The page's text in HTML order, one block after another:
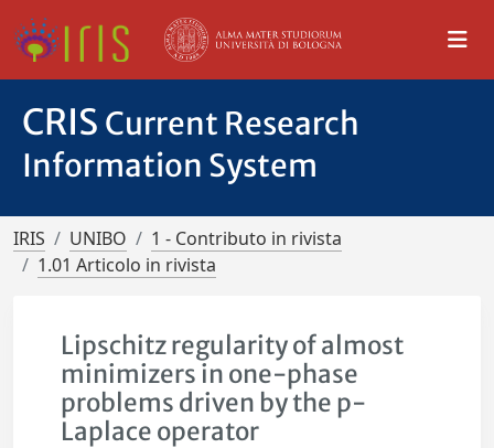
CRIS Current Research
Information System
IRIS UNIBO
1 - Contributo in rivista
1.01 Articolo in rivista
Lipschitz regularity of almost
minimizers in one-phase
problems driven by the p-
Laplace operator